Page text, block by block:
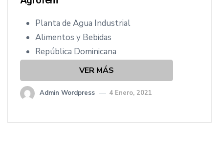
Planta de Agua Industrial
Alimentos y Bebidas
República Dominicana
VER MÁS
Admin Wordpress 4 Enero, 2021